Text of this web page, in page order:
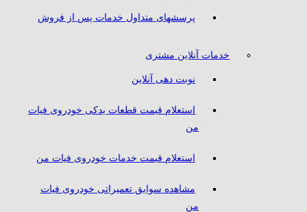
پرسشهای متداول خدمات پس از فروش
خدمات آنلاین مشتری
نوبت دهی آنلاین
استعلام قیمت قطعات یدکی خودروی فیات
من
استعلام قیمت خدمات خودروی فیات من
مشاهده سوابق تعمیراتی خودروی فیات
من